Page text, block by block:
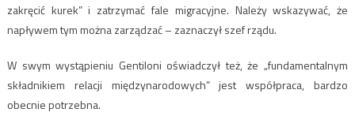
zakręcić kurek” i zatrzymać fale migracyjne. Należy wskazywać, że
napływem tym można zarządzać – zaznaczył szef rządu.
W swym wystąpieniu Gentiloni oświadczył też, że „fundamentalnym
składnikiem relacji międzynarodowych” jest współpraca, bardzo
obecnie potrzebna.